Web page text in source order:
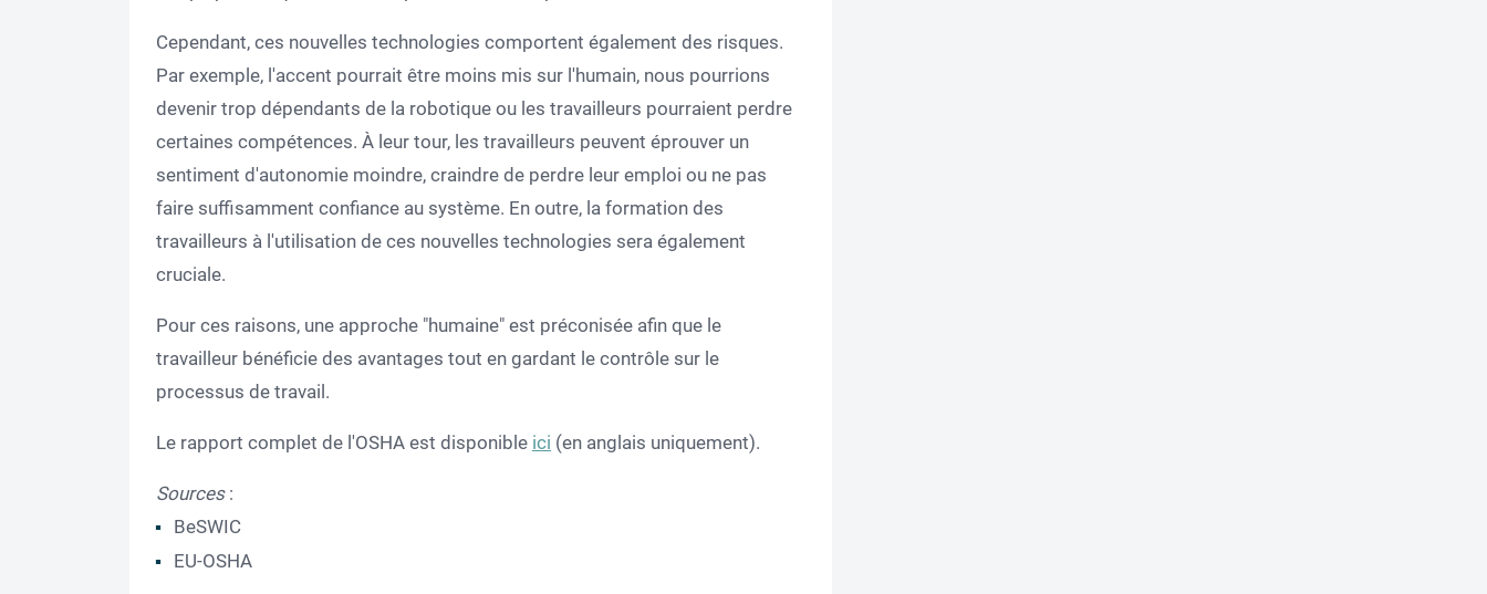
Cependant, ces nouvelles technologies comportent également des risques.
Par exemple, l'accent pourrait être moins mis sur l'humain, nous pourrions
devenir trop dépendants de la robotique ou les travailleurs pourraient perdre
certaines compétences. À leur tour, les travailleurs peuvent éprouver un
sentiment d'autonomie moindre, craindre de perdre leur emploi ou ne pas
faire suffisamment confiance au système. En outre, la formation des
travailleurs à l'utilisation de ces nouvelles technologies sera également
cruciale.
Pour ces raisons, une approche "humaine" est préconisée afin que le
travailleur bénéficie des avantages tout en gardant le contrôle sur le
processus de travail.
Le rapport complet de l'OSHA est disponible ici (en anglais uniquement).
Sources:
BeSWIC
EU-OSHA